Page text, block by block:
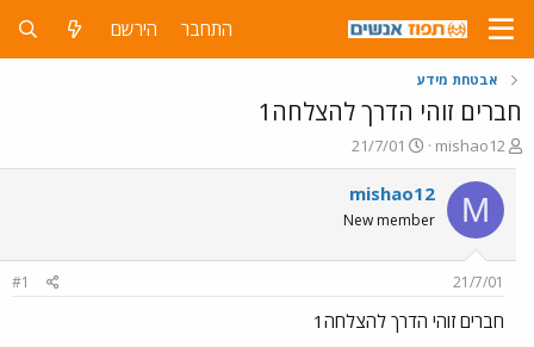
התחבר הירשם
אבטחת מידע
חברים זוהי הדרך להצלחה1
פ
ו
ת
ח
ה
ש
א
mishao12
פ
ו
ר
ם
ר
21/7/01
M
mishao12
New member
21/7/01
#1
חברים זוהי הדרך להצלחה1